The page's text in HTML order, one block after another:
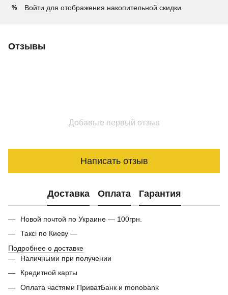
% Войти для отображения накопительной скидки
Отзывы
Добавьте первый отзыв
Написать отзыв
Доставка Оплата Гарантия
Новой почтой по Украине — 100грн.
Таксі по Киеву —
Подробнее о доставке
Наличными при получении
Кредитной карты
Оплата частями ПриватБанк и monobank